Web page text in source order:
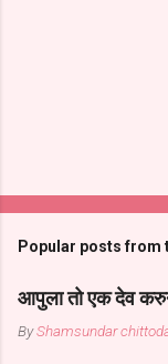
Popular posts from
आपुला तो एक देव
ByShamsundar